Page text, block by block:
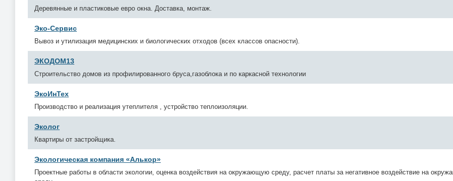
Деревянные и пластиковые евро окна. Доставка, монтаж.
Эко-Сервис
Вывоз и утилизация медицинских и биологических отходов (всех классов опасности).
ЭКОДОМ13
Строительство домов из профилированного бруса,газоблока и по каркасной технологии
ЭкоИнТех
Производство и реализация утеплителя , устройство теплоизоляции.
Эколог
Квартиры от застройщика.
Экологическая компания «Алькор»
Проектные работы в области экологии, оценка воздействия на окружающую среду, расчет платы за негативное воздействие на